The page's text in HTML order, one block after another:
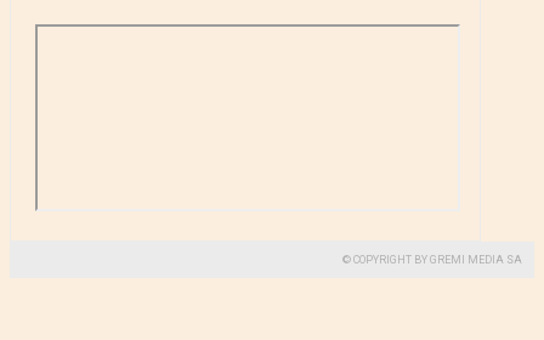
© COPYRIGHT BY GREMI MEDIA SA